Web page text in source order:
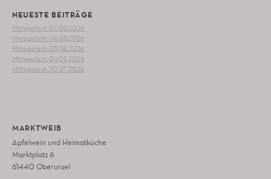
NEUESTE BEITRÄGE
Mittagstisch 07.08.2026
Mittagstisch 06.08.2026
Mittagstisch 05.08.2026
Mittagstisch 04.08.2026
Mittagstisch 30.07.2026
MARKTWEIB
Apfelwein und Heimatküche
Marktplatz 6
61440 Oberursel